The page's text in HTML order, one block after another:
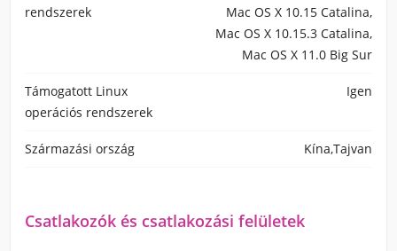
rendszerek
Mac OS X 10.15 Catalina,
Mac OS X 10.15.3 Catalina,
Mac OS X 11.0 Big Sur
Támogatott Linux
operációs rendszerek
Igen
Származási ország Kína,Tajvan
Csatlakozók és csatlakozási felületek